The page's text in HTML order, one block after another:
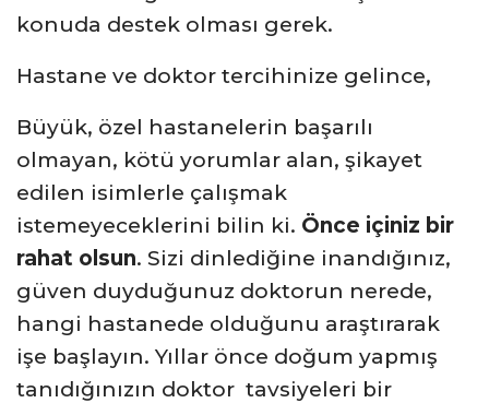
konuda destek olması gerek.
Hastane ve doktor tercihinize gelince,
Büyük, özel hastanelerin başarılı
olmayan, kötü yorumlar alan, şikayet
edilen isimlerle çalışmak
istemeyeceklerini bilin ki. Önce içiniz bir
rahat olsun. Sizi dinlediğine inandığınız,
güven duyduğunuz doktorun nerede,
hangi hastanede olduğunu araştırarak
işe başlayın. Yıllar önce doğum yapmış
tanıdığınızın doktor tavsiyeleri bir